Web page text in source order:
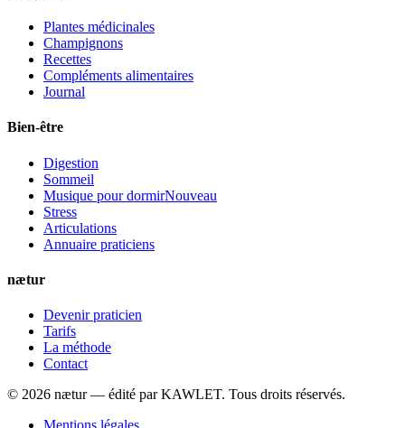
Plantes médicinales
Champignons
Recettes
Compléments alimentaires
Journal
Bien-être
Digestion
Sommeil
Musique pour dormirNouveau
Stress
Articulations
Annuaire praticiens
nætur
Devenir praticien
Tarifs
La méthode
Contact
© 2026 nætur — édité par KAWLET. Tous droits réservés.